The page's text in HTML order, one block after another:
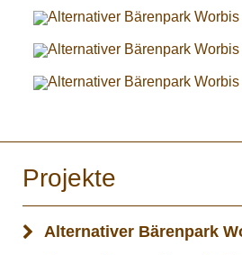
Projekte
Alternativer Bärenpark